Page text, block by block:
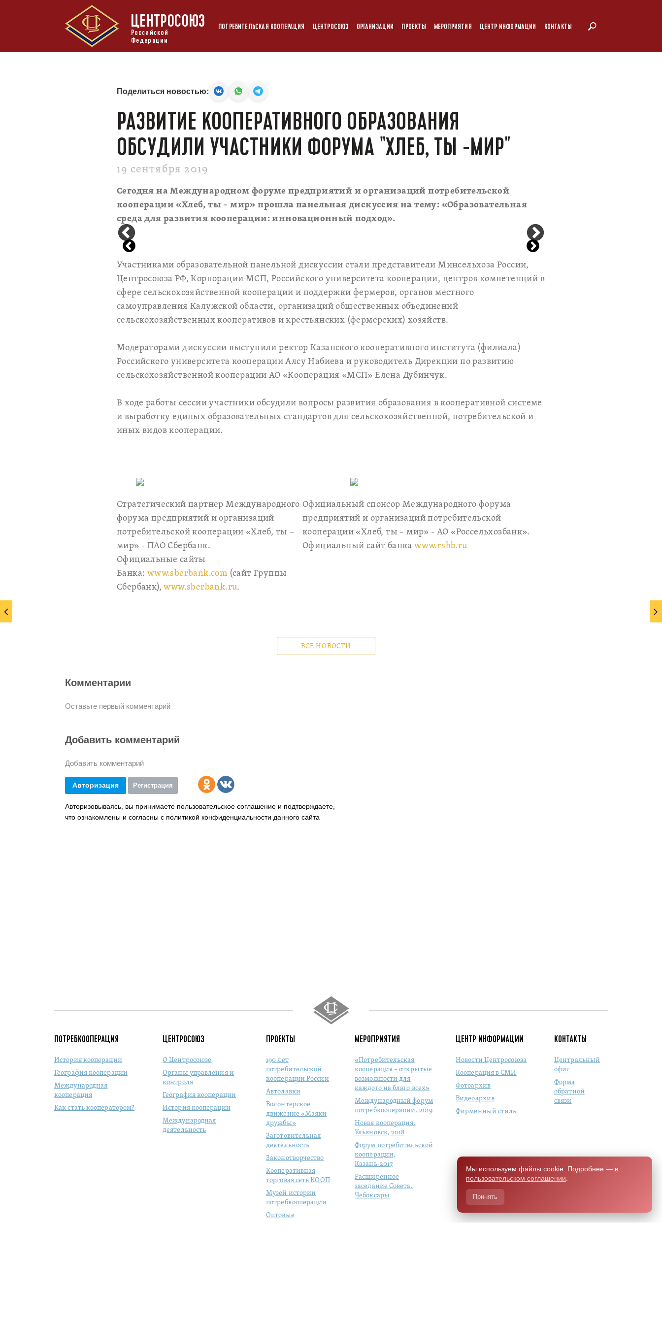
ЦЕНТРОСОЮЗ
Российской
Федерации
ПОТРЕБИТЕЛЬСКАЯ КООПЕРАЦИЯ ЦЕНТРОСОЮЗ ОРГАНИЗАЦИИ ПРОЕКТЫ МЕРОПРИЯТИЯ ЦЕНТР ИНФОРМАЦИИ КОНТАКТЫ
Поделиться новостью:
РАЗВИТИЕ КООПЕРАТИВНОГО ОБРАЗОВАНИЯ
ОБСУДИЛИ УЧАСТНИКИ ФОРУМА "ХЛЕБ, ТЫ -МИР"
19 сентября 2019
Сегодня на Международном форуме предприятий и организаций потребительской
кооперации «Хлеб, ты – мир» прошла панельная дискуссия на тему: «Образовательная
среда для развития кооперации: инновационный подход».
Участниками образовательной панельной дискуссии стали представители Минсельхоза России,
Центросоюза РФ, Корпорации МСП, Российского университета кооперации, центров компетенций в
сфере сельскохозяйственной кооперации и поддержки фермеров, органов местного
самоуправления Калужской области, организаций общественных объединений
сельскохозяйственных кооперативов и крестьянских (фермерских) хозяйств.
Модераторами дискуссии выступили ректор Казанского кооперативного института (филиала)
Российского университета кооперации Алсу Набиева и руководитель Дирекции по развитию
сельскохозяйственной кооперации АО «Кооперация «МСП» Елена Дубинчук.
В ходе работы сессии участники обсудили вопросы развития образования в кооперативной системе
и выработку единых образовательных стандартов для сельскохозяйственной, потребительской и
иных видов кооперации.
Стратегический партнер Международного
форума предприятий и организаций
потребительской кооперации «Хлеб, ты –
мир» - ПАО Сбербанк.
Официальные сайты
Банка: www.sberbank.com (сайт Группы
Сбербанк),www.sberbank.ru.
Официальный спонсор Международного форума
предприятий и организаций потребительской
кооперации «Хлеб, ты – мир» - АО «Россельхозбанк».
Официальный сайт банкаwww.rshb.ru
ВСЕ НОВОСТИ
Комментарии
Оставьте первый комментарий
Добавить комментарий
Добавить комментарий
Авторизация Регистрация
Авторизовываясь, вы принимаете пользовательское соглашение и подтверждаете,
что ознакомлены и согласны с политикой конфиденциальности данного сайта
ПОТРЕБКООПЕРАЦИЯ
История кооперации
География кооперации
Международная
кооперация
Как стать кооператором?
ЦЕНТРОСОЮЗ
О Центросоюзе
Органы управления и
контроля
География кооперации
История кооперации
Международная
деятельность
ПРОЕКТЫ
190 лет
потребительской
кооперации России
Автолавки
Волонтерское
движение «Маяки
дружбы»
Заготовительная
деятельность
Законотворчество
Кооперативная
торговая сеть КООП
Музей истории
потребкооперации
Оптовые
МЕРОПРИЯТИЯ
«Потребительская
кооперация – открытые
возможности для
каждого на благо всех»
Международный форум
потребкооперации. 2019
Новая кооперация.
Ульяновск, 2018
Форум потребительской
кооперации,
Казань-2017
Расширенное
заседание Совета.
Чебоксары
ЦЕНТР ИНФОРМАЦИИ
Новости Центросоюза
Кооперация в СМИ
Фотоархив
Видеоархив
Фирменный стиль
КОНТАКТЫ
Центральный
офис
Форма
обратной
связи
Мы используем файлы cookie. Подробнее — в
пользовательском соглашении
Принять